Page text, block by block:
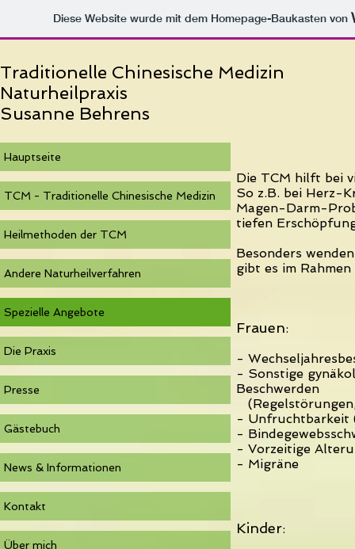
Diese Website wurde mit dem Homepage-Baukasten von
Hauptseite
TCM - Traditionelle Chinesische Medizin
Heilmethoden der TCM
Andere Naturheilverfahren
Spezielle Angebote
Die Praxis
Presse
Gästebuch
News & Informationen
Kontakt
Über mich
Traditionelle Chinesische Medizin
Naturheilpraxis
Susanne Behrens
Die TCM hilft bei
So z.B. bei Herz-
Magen-Darm-
tiefen
Besonders
gibt es im
Frauen:
-
- Sonstige
Beschwerden
- Unfruchtbarkeit
-
- Vorzeitige
- Migräne
Kinder: